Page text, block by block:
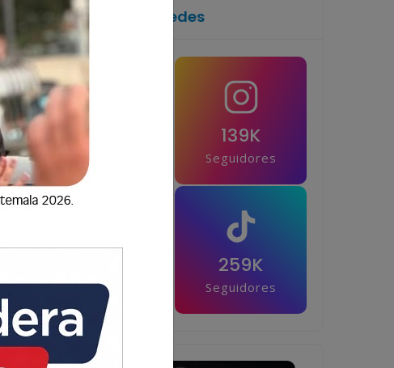
Síguenos en las redes
139K
Seguidores
Seguidores
259K
Seguidores